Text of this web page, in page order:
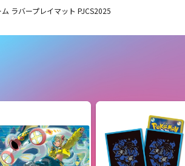
ラバープレイマット PJCS2025